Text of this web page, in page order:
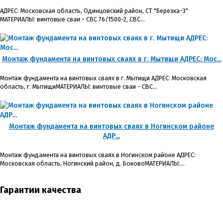
АДРЕС: Московская область, Одинцовский район, СТ "Березка-3"
МАТЕРИАЛЫ: винтовые сваи - СВС 76/1500-2, СВС...
Монтаж фундамента на винтовых сваях в г. Мытищи АДРЕС: Мос...
Монтаж фундамента на винтовых сваях в г. Мытищи АДРЕС: Московская
область, г. МытищиМАТЕРИАЛЫ: винтовые сваи - СВС...
Монтаж фундамента на винтовых сваях в Ногинском районе
АДР...
Монтаж фундамента на винтовых сваях в Ногинском районе АДРЕС:
Московская область, Ногинский район, д. БоковоМАТЕРИАЛЫ:...
Гарантии качества